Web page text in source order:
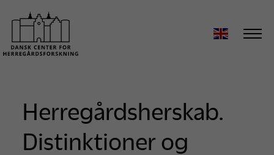
Herregårdsherskab.
Distinktioner og